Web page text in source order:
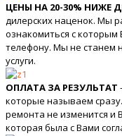
ЦЕНЫ НА 20-30% НИЖЕ
дилерских наценок. Мы
ознакомиться с
телефону. Мы не станем
услуги.
ОПЛАТА ЗА РЕЗУЛЬТАТ
которые называем
ремонта не изменится и
которая была с Вами